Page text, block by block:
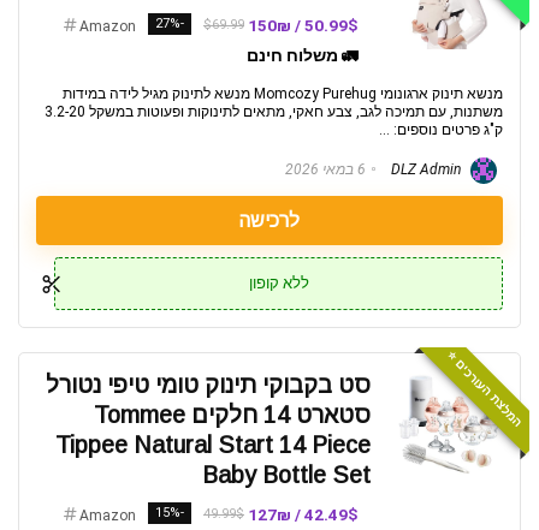
50.99$ / 150₪
$69.99
-27%
Amazon
🚛 משלוח חינם
מנשא תינוק ארגונומי Momcozy Purehug מנשא לתינוק מגיל לידה במידות
משתנות, עם תמיכה לגב, צבע חאקי, מתאים לתינוקות ופעוטות במשקל 3.2-20
ק"ג פרטים נוספים: ...
6 במאי 2026
לרכישה
ללא קופון
המלצת העורכים ⭐️
סט בקבוקי תינוק טומי טיפי נטורל
סטארט 14 חלקים Tommee
Tippee Natural Start 14 Piece
Baby Bottle Set
42.49$ / 127₪
49.99$
-15%
Amazon